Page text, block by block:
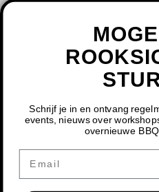
KLANTENSERVICE
MIJN ACCOUNT
DOOR HET GEBRUIKEN
AKKOORD MET HET
Schrijf je in en ontvang
events, nieuws over
overnieuwe
Email